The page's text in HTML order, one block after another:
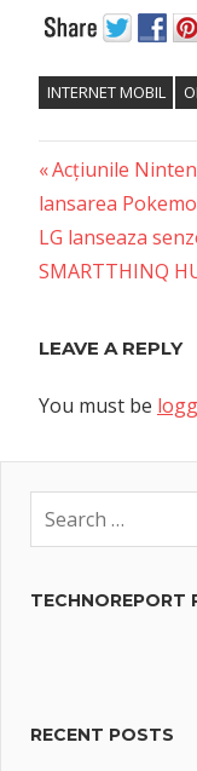
INTERNET MOBIL
Post
navigation
Previous
Post:
Acțiunile
lansarea
Next
Post:
LG lanseaza
SMARTTHINQ
LEAVE A REPLY
You must be
TECHNOREPORT
RECENT POSTS